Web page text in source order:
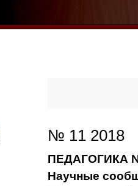
№ 11 2018
ПЕДАГОГИКА
Научные